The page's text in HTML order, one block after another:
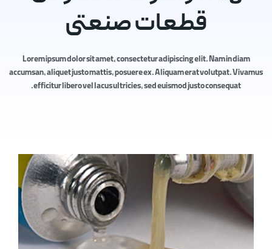
قطعات صنعتی
Lorem ipsum dolor sit amet, consectetur adipiscing elit. Nam in diam
accumsan, aliquet justo mattis, posuere ex. Aliquam erat volutpat. Vivamus
efficitur libero vel lacus ultricies, sed euismod justo consequat.